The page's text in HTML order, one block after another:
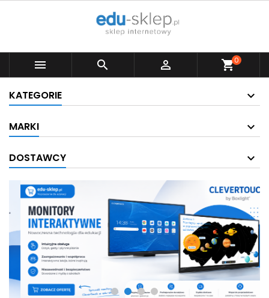
   shopping_cart0
KATEGORIE
MARKI
DOSTAWCY